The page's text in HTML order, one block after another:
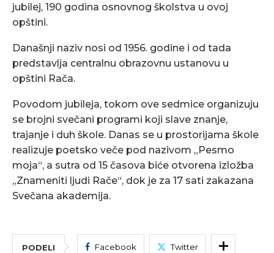
jubilej, 190 godina osnovnog školstva u ovoj
opštini.
Današnji naziv nosi od 1956. godine i od tada
predstavlja centralnu obrazovnu ustanovu u
opštini Rača.
Povodom jubileja, tokom ove sedmice organizuju
se brojni svečani programi koji slave znanje,
trajanje i duh škole. Danas se u prostorijama škole
realizuje poetsko veče pod nazivom „Pesmo
moja“, a sutra od 15 časova biće otvorena izložba
„Znameniti ljudi Rače“, dok je za 17 sati zakazana
Svečana akademija.
PODELI Facebook Twitter